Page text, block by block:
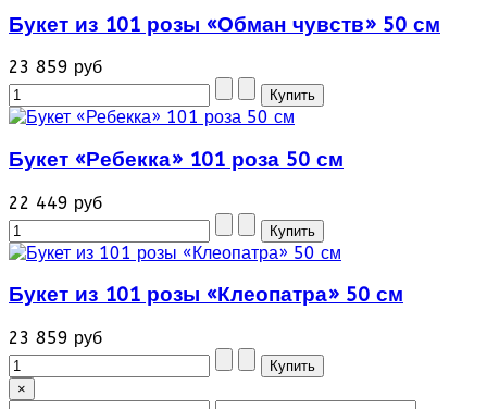
Букет из 101 розы «Обман чувств» 50 см
23 859 руб
Букет «Ребекка» 101 роза 50 см
22 449 руб
Букет из 101 розы «Клеопатра» 50 см
23 859 руб
×